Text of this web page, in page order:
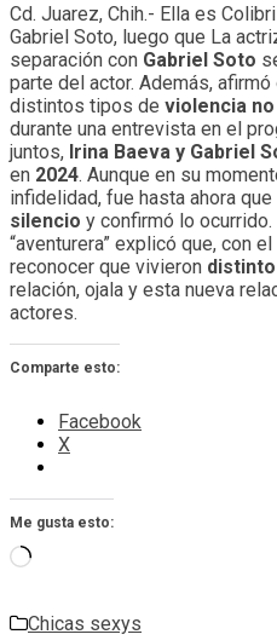
Cd. Juarez, Chih.- Ella es
Gabriel Soto, luego que La
separación con Gabriel Soto
parte del actor. Además,
distintos tipos de violencia
durante una entrevista en el
juntos, Irina Baeva y Gabriel
en 2024. Aunque en su
infidelidad, fue hasta ahora que
silencio y confirmó lo
“aventurera” explicó que, con
reconocer que vivieron
relación, ojala y esta nueva
actores.
Comparte esto:
Facebook
X
Me gusta esto:
Cargando...
Chicas sexys